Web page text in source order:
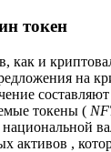
токен
как и
на
токены (
активов ,